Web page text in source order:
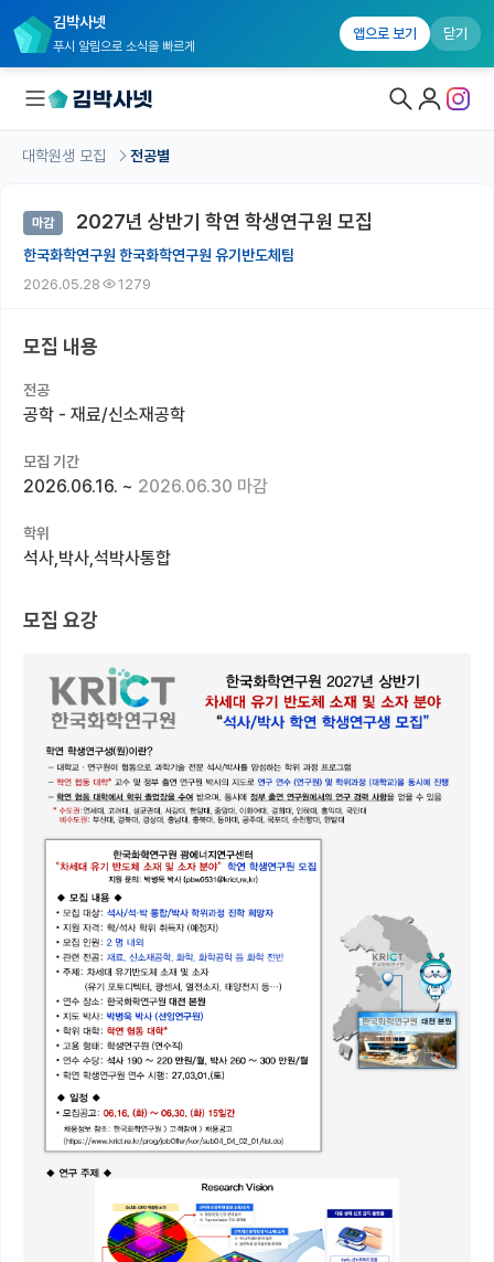
김박사넷
푸시 알림으로 소식을 빠르게
앱으로 보기 닫기
대학원생 모집 홈
전공별 모집 정보
지역별 모집 정보
국내대학원 정보
연구실&오픈랩
커뮤니티
유학교육
반도체 아카데미
재팬라운지 🌸
대학원생 모집 전공별
마감 2027년 상반기 학연 학생연구원 모집
한국화학연구원 한국화학연구원 유기반도체팀
2026.05.28 1279
모집 내용
전공
공학 - 재료/신소재공학
모집 기간
2026.06.16. ~ 2026.06.30 마감
학위
석사,박사,석박사통합
모집 요강